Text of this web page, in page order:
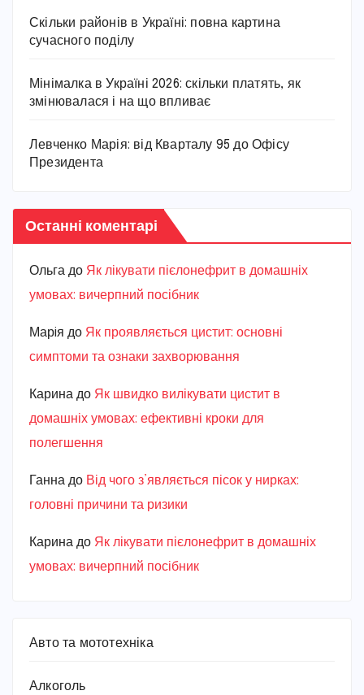
Скільки районів в Україні: повна картина
сучасного поділу
Мінімалка в Україні 2026: скільки платять, як
змінювалася і на що впливає
Левченко Марія: від Кварталу 95 до Офісу
Президента
Останні коментарі
Ольга до Як лікувати пієлонефрит в домашніх
умовах: вичерпний посібник
Марiя до Як проявляється цистит: основні
симптоми та ознаки захворювання
Карина до Як швидко вилікувати цистит в
домашніх умовах: ефективні кроки для
полегшення
Ганна до Від чого з’являється пісок у нирках:
головні причини та ризики
Карина до Як лікувати пієлонефрит в домашніх
умовах: вичерпний посібник
Авто та мототехніка
Алкоголь